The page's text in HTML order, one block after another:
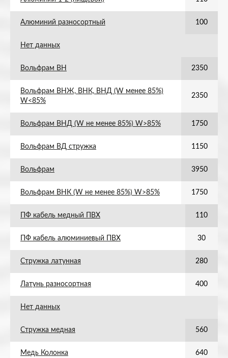
Алюминий разносортный 100
Нет данных
Вольфрам ВН 2350
Вольфрам ВНЖ, ВНК, ВНД (W менее 85%)
W<85%
2350
Вольфрам ВНД (W не менее 85%) W>85% 1750
Вольфрам ВД стружка 1150
Вольфрам 3950
Вольфрам ВНК (W не менее 85%) W>85% 1750
ПФ кабель медный ПВХ 110
ПФ кабель алюминиевый ПВХ 30
Стружка латунная 280
Латунь разносортная 400
Нет данных
Стружка медная 560
Медь Колонка 640